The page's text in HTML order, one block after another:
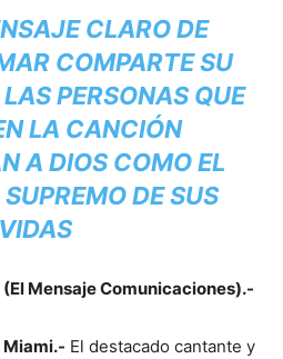
CLARO DE
COMPARTE SU
PERSONAS QUE
LA CANCIÓN
A DIOS COMO EL
DE SUS
VIDAS
(El Mensaje Comunicaciones).-
Miami.- El destacado cantante y